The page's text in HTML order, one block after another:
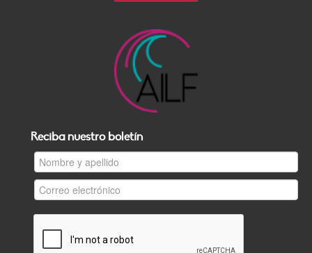
Reciba nuestro boletín